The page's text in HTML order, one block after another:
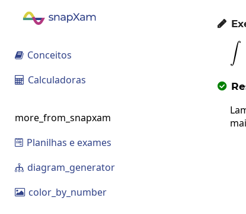
 Conceitos
 Calculadoras
more_from_snapxam
 Planilhas e exames
 diagram_generator
 color_by_number

∫
